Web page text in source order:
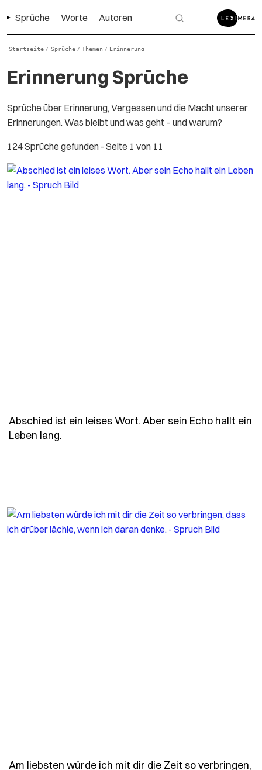
Sprüche Worte Autoren
Startseite / Sprüche / Themen / Erinnerung
Erinnerung Sprüche
Sprüche über Erinnerung, Vergessen und die Macht unserer
Erinnerungen. Was bleibt und was geht – und warum?
124 Sprüche gefunden - Seite 1 von 11
Abschied ist ein leises Wort. Aber sein Echo hallt ein
Leben lang.
Am liebsten würde ich mit dir die Zeit so verbringen,